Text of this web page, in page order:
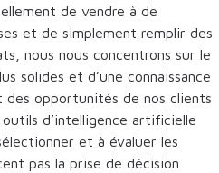
de vendre à de
et de simplement remplir des
nous nous concentrons sur le
solides et d’une connaissance
opportunités de nos clients
d’intelligence artificielle
et à évaluer les
pas la prise de décision